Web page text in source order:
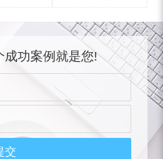
成功案例就是您!